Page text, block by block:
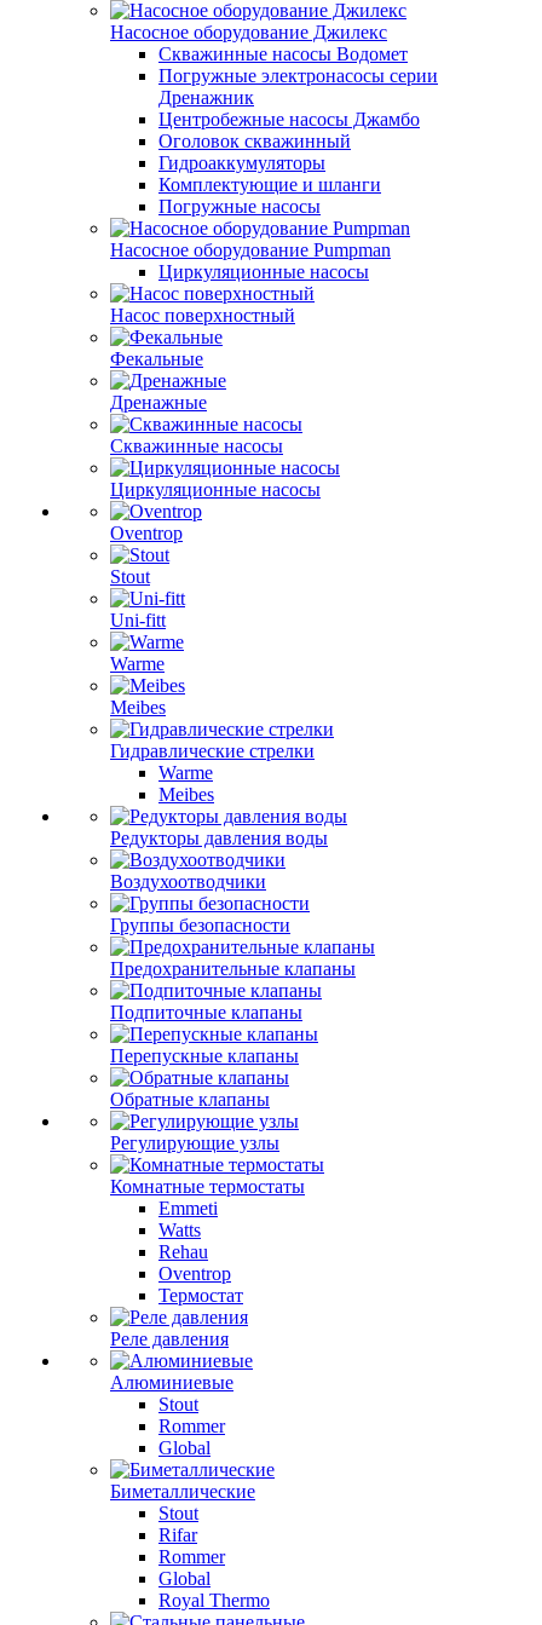
Насосное оборудование Джилекс
Скважинные насосы Водомет
Погружные электронасосы серии
Дренажник
Центробежные насосы Джамбо
Оголовок скважинный
Гидроаккумуляторы
Комплектующие и шланги
Погружные насосы
Насосное оборудование Pumpman
Циркуляционные насосы
Насос поверхностный
Фекальные
Дренажные
Скважинные насосы
Циркуляционные насосы
Oventrop
Stout
Uni-fitt
Warme
Meibes
Гидравлические стрелки
Warme
Meibes
Редукторы давления воды
Воздухоотводчики
Группы безопасности
Предохранительные клапаны
Подпиточные клапаны
Перепускные клапаны
Обратные клапаны
Регулирующие узлы
Комнатные термостаты
Emmeti
Watts
Rehau
Oventrop
Термостат
Реле давления
Алюминиевые
Stout
Rommer
Global
Биметаллические
Stout
Rifar
Rommer
Global
Royal Thermo